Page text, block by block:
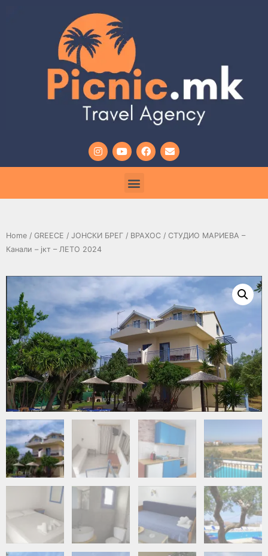
Home / GREECE / ЈОНСКИ БРЕГ / ВРАХОС / СТУДИО МАРИЕВА –
Канали – јкт – ЛЕТО 2024